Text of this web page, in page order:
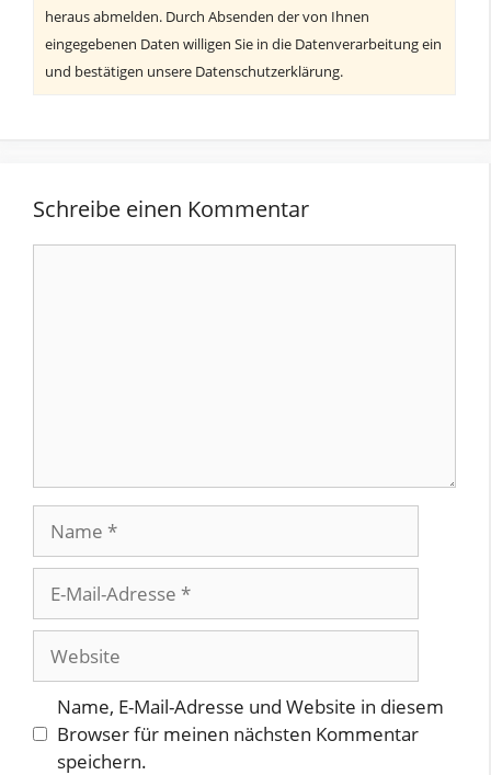
heraus abmelden. Durch Absenden der von Ihnen
eingegebenen Daten willigen Sie in die Datenverarbeitung ein
und bestätigen unsere Datenschutzerklärung.
Schreibe einen Kommentar
Mail-
Adresse
Name, E-Mail-Adresse und Website in diesem
Browser für meinen nächsten Kommentar
speichern.